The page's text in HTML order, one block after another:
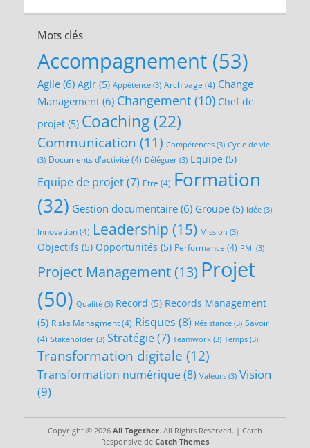
Mots clés
Accompagnement (53)
Agile (6) Agir (5) Appétence (3) Archivage (4) Change
Management (6) Changement (10) Chef de
projet (5) Coaching (22)
Communication (11) Compétences (3) Cycle de vie
(3) Documents d'activité (4) Déléguer (3) Equipe (5)
Equipe de projet(7) Etre (4) Formation
(32) Gestion documentaire (6) Groupe (5) Idée (3)
Innovation(4) Leadership (15) Mission (3)
Objectifs (5) Opportunités (5) Performance (4) PMI (3)
Project Management(13) Projet
(50) Qualité (3) Record (5) Records Management
(5) Risks Managment(4) Risques (8) Résistance (3) Savoir
(4) Stakeholder (3) Stratégie(7) Teamwork (3) Temps (3)
Transformation digitale (12)
Transformation numérique(8) Valeurs (3) Vision
(9)
Copyright © 2026 All Together. All Rights Reserved. | Catch
Responsive de Catch Themes